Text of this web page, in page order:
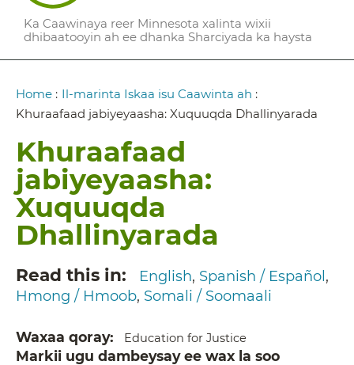
Ka Caawinaya reer Minnesota xalinta wixii
dhibaatooyin ah ee dhanka Sharciyada ka haysta
Breadcrumb
Home : Il-marinta Iskaa isu Caawinta ah :
Khuraafaad jabiyeyaasha: Xuquuqda Dhallinyarada
Khuraafaad
jabiyeyaasha:
Xuquuqda
Dhallinyarada
Read this in English Spanish / Español
Hmong / Hmoob Somali / Soomaali
Waxaa qoray Education for Justice
Markii ugu dambeysay ee wax la soo